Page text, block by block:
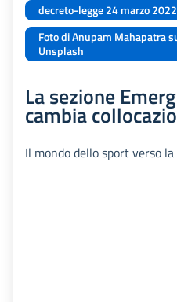
decreto-legge 24 marzo 2022
Foto di Anupam Mahapatra
Unsplash
La sezione
cambia
Il mondo dello sport verso